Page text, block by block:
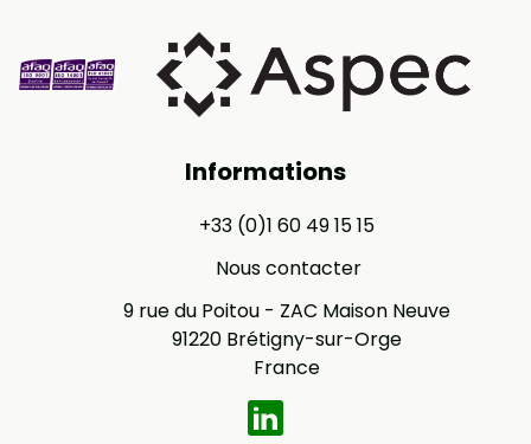
Informations
+33 (0)1 60 49 15 15
Nous contacter
9 rue du Poitou - ZAC Maison Neuve
91220 Brétigny-sur-Orge
France